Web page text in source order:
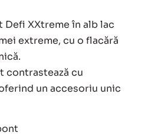
Defi XXtreme în alb lac
extreme, cu o flacără
contrastează cu
un accesoriu unic